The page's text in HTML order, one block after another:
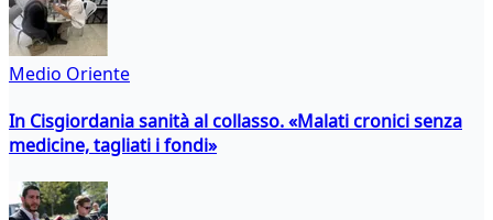
Medio Oriente
In Cisgiordania sanità al collasso. «Malati cronici senza
medicine, tagliati i fondi»